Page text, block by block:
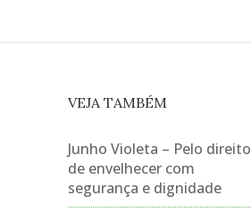
VEJA TAMBÉM
Junho Violeta – Pelo direito
de envelhecer com
segurança e dignidade